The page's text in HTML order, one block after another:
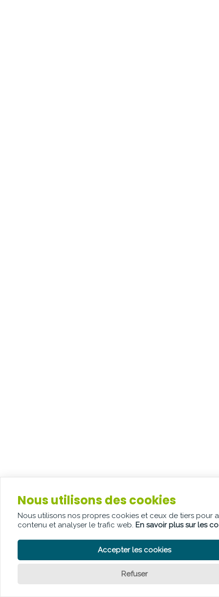
Nous utilisons des cookies
Nous utilisons nos propres cookies et ceux de tiers pour
contenu et analyser le trafic web. En savoir plus sur les
Accepter les cookies
Refuser